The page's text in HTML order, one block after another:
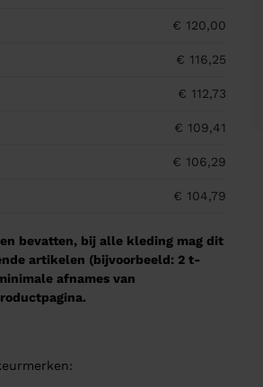
€ 120,00
€ 116,25
€ 112,73
€ 109,41
€ 106,29
€ 104,79
bevatten, bij alle kleding mag dit
artikelen (bijvoorbeeld: 2 t-
afnames van